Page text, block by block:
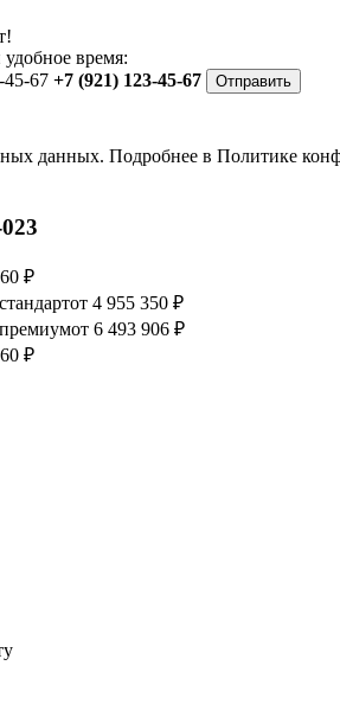
удобное время:
45-67 +7 (921) 123-45-67 Отправить
данных. Подробнее в Политике
₽
от 4 955 350 ₽
от 6 493 906 ₽
₽